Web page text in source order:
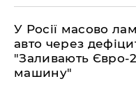
У Росії масово
авто через
"Заливають Євро-
машину"